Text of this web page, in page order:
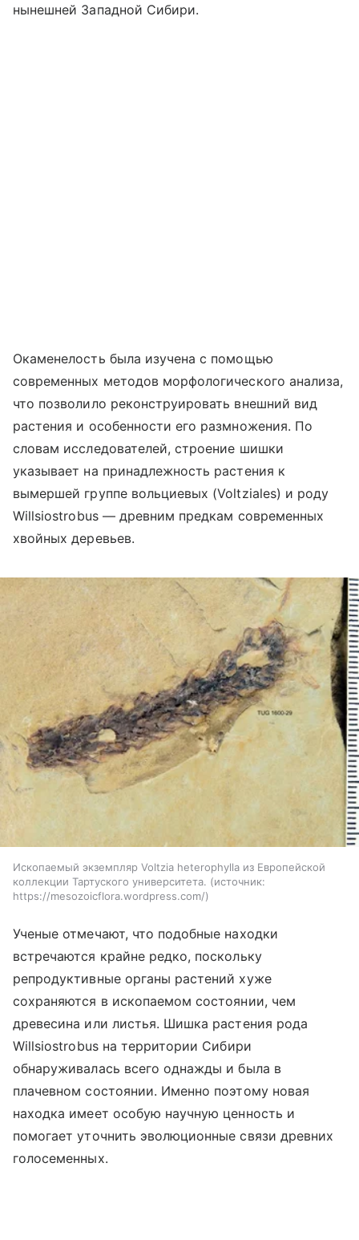
нынешней Западной Сибири.
Окаменелость была изучена с помощью
современных методов морфологического анализа,
что позволило реконструировать внешний вид
растения и особенности его размножения. По
словам исследователей, строение шишки
указывает на принадлежность растения к
вымершей группе вольциевых (Voltziales) и роду
Willsiostrobus — древним предкам современных
хвойных деревьев.
Ископаемый экземпляр Voltzia heterophylla из Европейской
коллекции Тартуского университета.
источник:
https://mesozoicflora.wordpress.com/
Ученые отмечают, что подобные находки
встречаются крайне редко, поскольку
репродуктивные органы растений хуже
сохраняются в ископаемом состоянии, чем
древесина или листья. Шишка растения рода
Willsiostrobus на территории Сибири
обнаруживалась всего однажды и была в
плачевном состоянии. Именно поэтому новая
находка имеет особую научную ценность и
помогает уточнить эволюционные связи древних
голосеменных.